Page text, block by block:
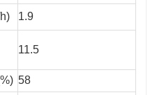
1.9
11.5
58